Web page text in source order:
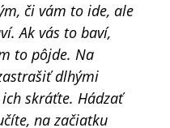
či vám to ide, ale
Ak vás to baví,
to pôjde. Na
dlhými
skráťte. Hádzať
na začiatku